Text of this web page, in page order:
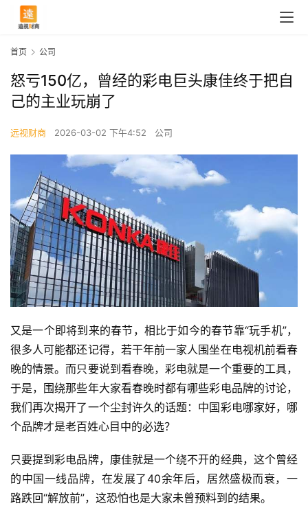
首页 公司
怒亏150亿，曾经的彩电巨头康佳终于把自
己的主业玩崩了
远视财商 2026-03-02 下午4:52 公司
又是一个即将到来的春节，相比于如今的春节靠“玩手机”，
很多人可能都还记得，若干年前一家人围坐在电视机前看春
晚的情景。而只要说到看春晚，彩电就是一个重要的工具，
于是，围绕那些年大家看春晚时都有哪些彩电品牌的讨论，
我们再次揭开了一个尘封许久的话题：中国彩电哪家好，哪
个品牌才是老百姓心目中的必选？
只要提到彩电品牌，康佳就是一个绕不开的经典，这个曾经
的中国一线品牌，在发展了40余年后，居然盛极而衰，一
路跌回“解放前”，这恐怕也是大家未曾预料到的结果。